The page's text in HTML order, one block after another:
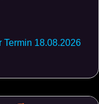
18.08.2026